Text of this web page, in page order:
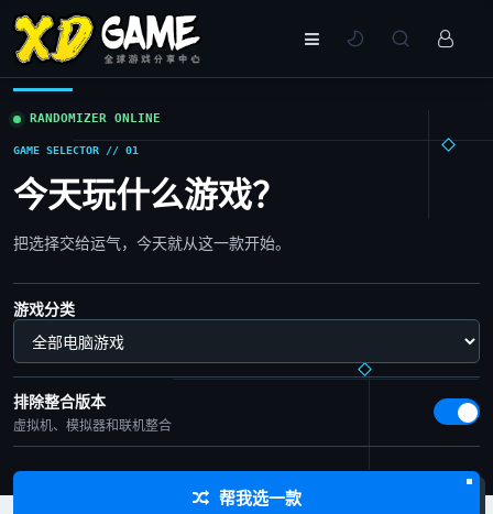
RANDOMIZER ONLINE
GAME SELECTOR // 01
今天玩什么游戏？
把选择交给运气，今天就从这一款开始。
游戏分类
排除整合版本
虚拟机、模拟器和联机整合
帮我选一款